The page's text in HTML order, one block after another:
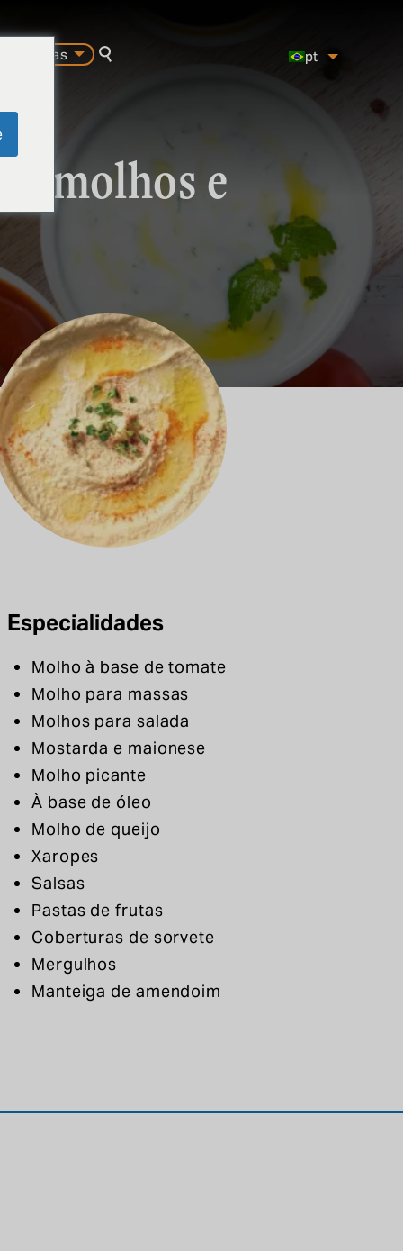
carreiras
pesquisa
pt
molhos e
Especialidades
Molho à base de tomate
Molho para massas
Molhos para salada
Mostarda e maionese
Molho picante
À base de óleo
Molho de queijo
Xaropes
Salsas
Pastas de frutas
Coberturas de sorvete
Mergulhos
Manteiga de amendoim